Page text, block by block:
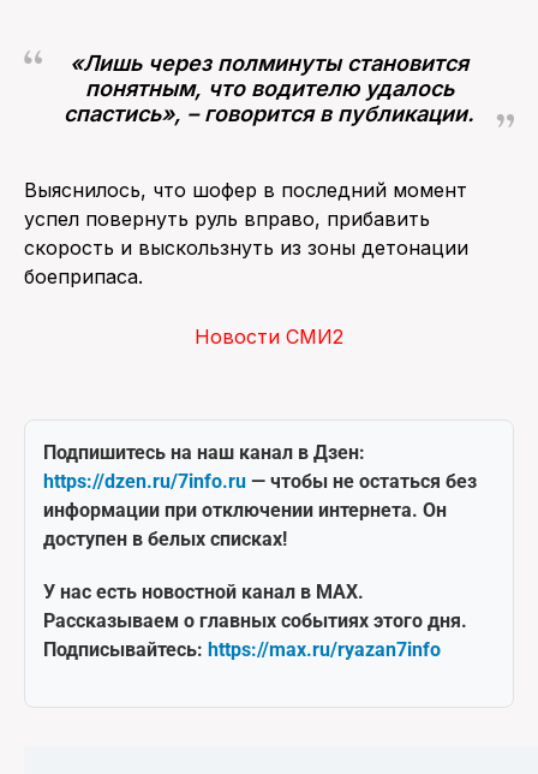
«Лишь через полминуты становится
понятным, что водителю удалось
спастись», – говорится в публикации.
Выяснилось, что шофер в последний момент
успел повернуть руль вправо, прибавить
скорость и выскользнуть из зоны детонации
боеприпаса.
Новости СМИ2
Подпишитесь на наш канал в Дзен:
https://dzen.ru/7info.ru — чтобы не остаться без
информации при отключении интернета. Он
доступен в белых списках!
У нас есть новостной канал в MAX.
Рассказываем о главных событиях этого дня.
Подписывайтесь: https://max.ru/ryazan7info